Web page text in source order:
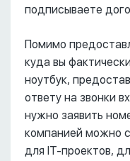
подписываете
Помимо
куда вы
ноутбук,
ответу на звонки
нужно заявить
компанией можно
для IT-проектов,